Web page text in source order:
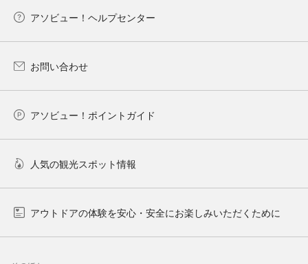
アソビュー！ヘルプセンター
お問い合わせ
アソビュー！ポイントガイド
人気の観光スポット情報
アウトドアの体験を安心・安全にお楽しみいただくために